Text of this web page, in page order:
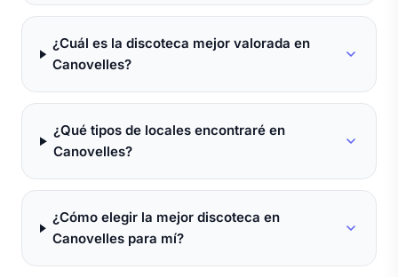
¿Cuál es la discoteca mejor valorada en
Canovelles?
¿Qué tipos de locales encontraré en
Canovelles?
¿Cómo elegir la mejor discoteca en
Canovelles para mí?